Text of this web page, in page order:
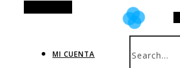
MI CUENTA